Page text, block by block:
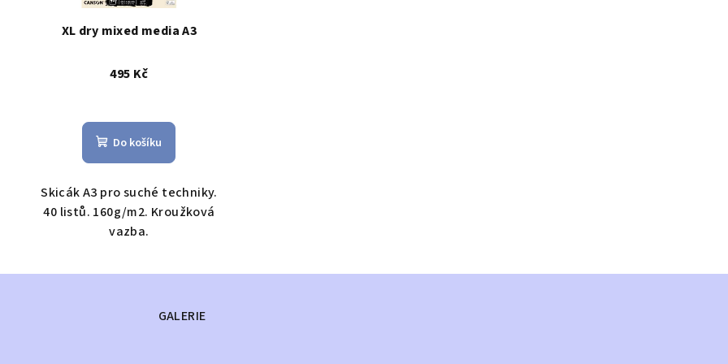
XL dry mixed media A3
495 Kč
Do košíku
Skicák A3 pro suché techniky.
40 listů. 160g/m2. Kroužková
vazba.
GALERIE